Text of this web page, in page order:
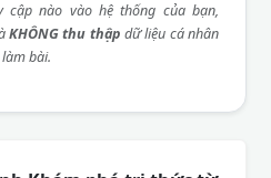
cập nào vào hệ thống của bạn,
KHÔNG thu thập dữ liệu cá nhân
bài.